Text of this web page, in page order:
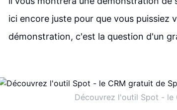
ici encore juste pour que vous puissiez
démonstration, c'est la question d'un
Découvrez l'outil Spot - le